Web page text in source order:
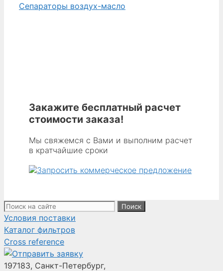
Сепараторы воздух-масло
Закажите бесплатный расчет
стоимости заказа!
Мы свяжемся с Вами и выполним расчет
в кратчайшие сроки
Поиск:
Условия поставки
Каталог фильтров
Cross reference
197183, Санкт-Петербург,